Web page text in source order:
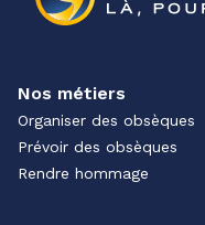
Nos métiers
Organiser des obsèques
Prévoir des obsèques
Rendre hommage